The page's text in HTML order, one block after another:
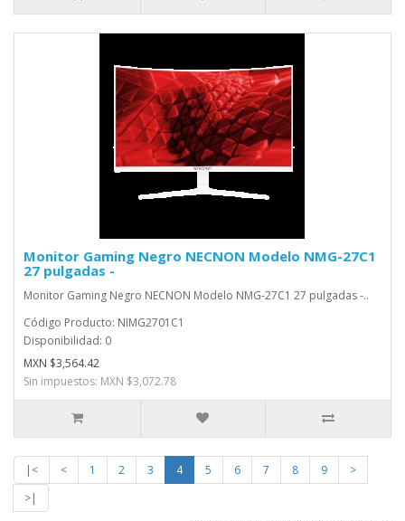
Monitor Gaming Negro NECNON Modelo NMG-27C1
27 pulgadas -
Monitor Gaming Negro NECNON Modelo NMG-27C1 27 pulgadas -..
Código Producto: NIMG2701C1
Disponibilidad: 0
MXN $3,564.42
Sin impuestos: MXN $3,072.78
|< < 1 2 3 4 5 6 7 8 9
>
>|